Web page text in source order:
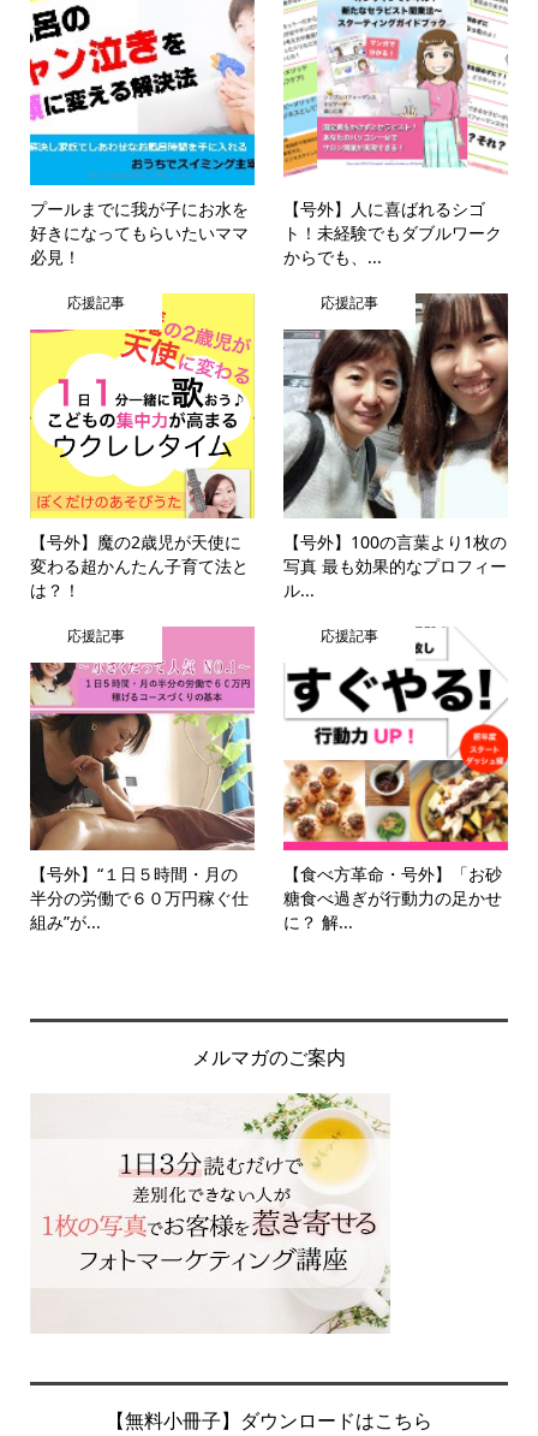
プールまでに我が子にお水を
好きになってもらいたいママ
必見！
【号外】人に喜ばれるシゴ
ト！未経験でもダブルワーク
からでも、...
応援記事
【号外】魔の2歳児が天使に
変わる超かんたん子育て法と
は？！
応援記事
【号外】100の言葉より1枚の
写真 最も効果的なプロフィー
ル...
応援記事
【号外】“１日５時間・月の
半分の労働で６０万円稼ぐ仕
組み”が...
応援記事
【食べ方革命・号外】「お砂
糖食べ過ぎが行動力の足かせ
に？ 解...
メルマガのご案内
【無料小冊子】ダウンロードはこちら